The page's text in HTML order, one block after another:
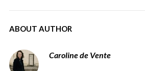
ABOUT AUTHOR
Caroline de Vente